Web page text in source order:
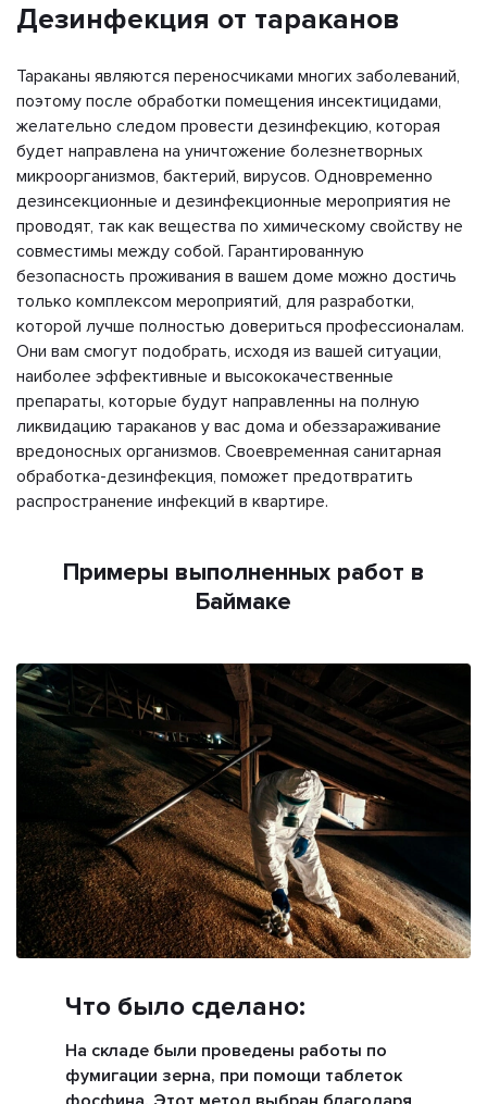
Дезинфекция от тараканов
Тараканы являются переносчиками многих заболеваний,
поэтому после обработки помещения инсектицидами,
желательно следом провести дезинфекцию, которая
будет направлена на уничтожение болезнетворных
микроорганизмов, бактерий, вирусов. Одновременно
дезинсекционные и дезинфекционные мероприятия не
проводят, так как вещества по химическому свойству не
совместимы между собой. Гарантированную
безопасность проживания в вашем доме можно достичь
только комплексом мероприятий, для разработки,
которой лучше полностью довериться профессионалам.
Они вам смогут подобрать, исходя из вашей ситуации,
наиболее эффективные и высококачественные
препараты, которые будут направленны на полную
ликвидацию тараканов у вас дома и обеззараживание
вредоносных организмов. Своевременная санитарная
обработка­-дезинфекция, поможет предотвратить
распространение инфекций в квартире.
Примеры выполненных работ в
Баймаке
Что было сделано:
На складе были проведены работы по
фумигации зерна, при помощи таблеток